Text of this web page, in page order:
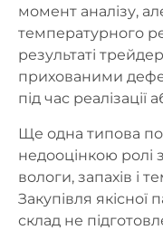
момент аналізу,
температурного
результаті
прихованими
під час
Ще одна типова
недооцінкою ролі
вологи, запахів і
Закупівля якісної
склад не